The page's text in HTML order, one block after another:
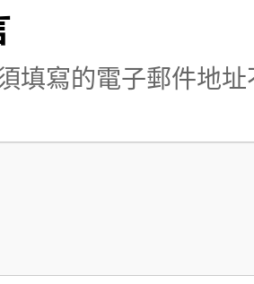
填寫的電子郵件地